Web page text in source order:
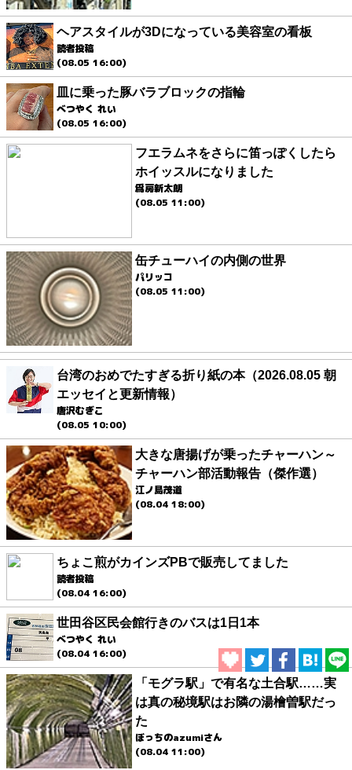
ヘアスタイルが3Dになっている美容室の看板
読者投稿
(08.05 16:00)
皿に乗った豚バラブロックの指輪
べつやく れい
(08.05 16:00)
フエラムネをさらに笛っぽくしたら
ホイッスルになりました
爲房新太朗
(08.05 11:00)
缶チューハイの内側の世界
パリッコ
(08.05 11:00)
台湾のおめでたすぎる折り紙の本（2026.08.05 朝
エッセイと更新情報）
唐沢むぎこ
(08.05 10:00)
大きな唐揚げが乗ったチャーハン～
チャーハン部活動報告（傑作選）
江ノ島茂道
(08.04 18:00)
ちょこ煎がカインズPBで販売してました
読者投稿
(08.04 16:00)
世田谷区民会館行きのバスは1日1本
べつやく れい
(08.04 16:00)
「モグラ駅」で有名な土合駅……実
は真の秘境駅はお隣の湯檜曽駅だっ
た
ぼっちのazumiさん
(08.04 11:00)